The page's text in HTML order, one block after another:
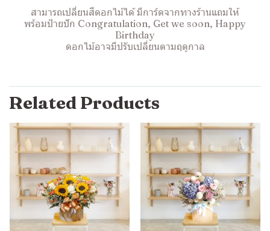
สามารถเปลี่ยนสีดอกไม้ได้ มีการ์ดจากทางร้านแถมให้
พร้อมป้ายปัก Congratulation, Get we soon, Happy
Birthday
ดอกไม้อาจมีปรับเปลี่ยนตามฤดูกาล
Related Products